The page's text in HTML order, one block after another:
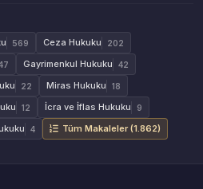
569 Ceza Hukuku 202
Gayrimenkul Hukuku 42
22 Miras Hukuku 18
12 İcra ve İflas Hukuku 9
4 Tüm Makaleler (1.862)